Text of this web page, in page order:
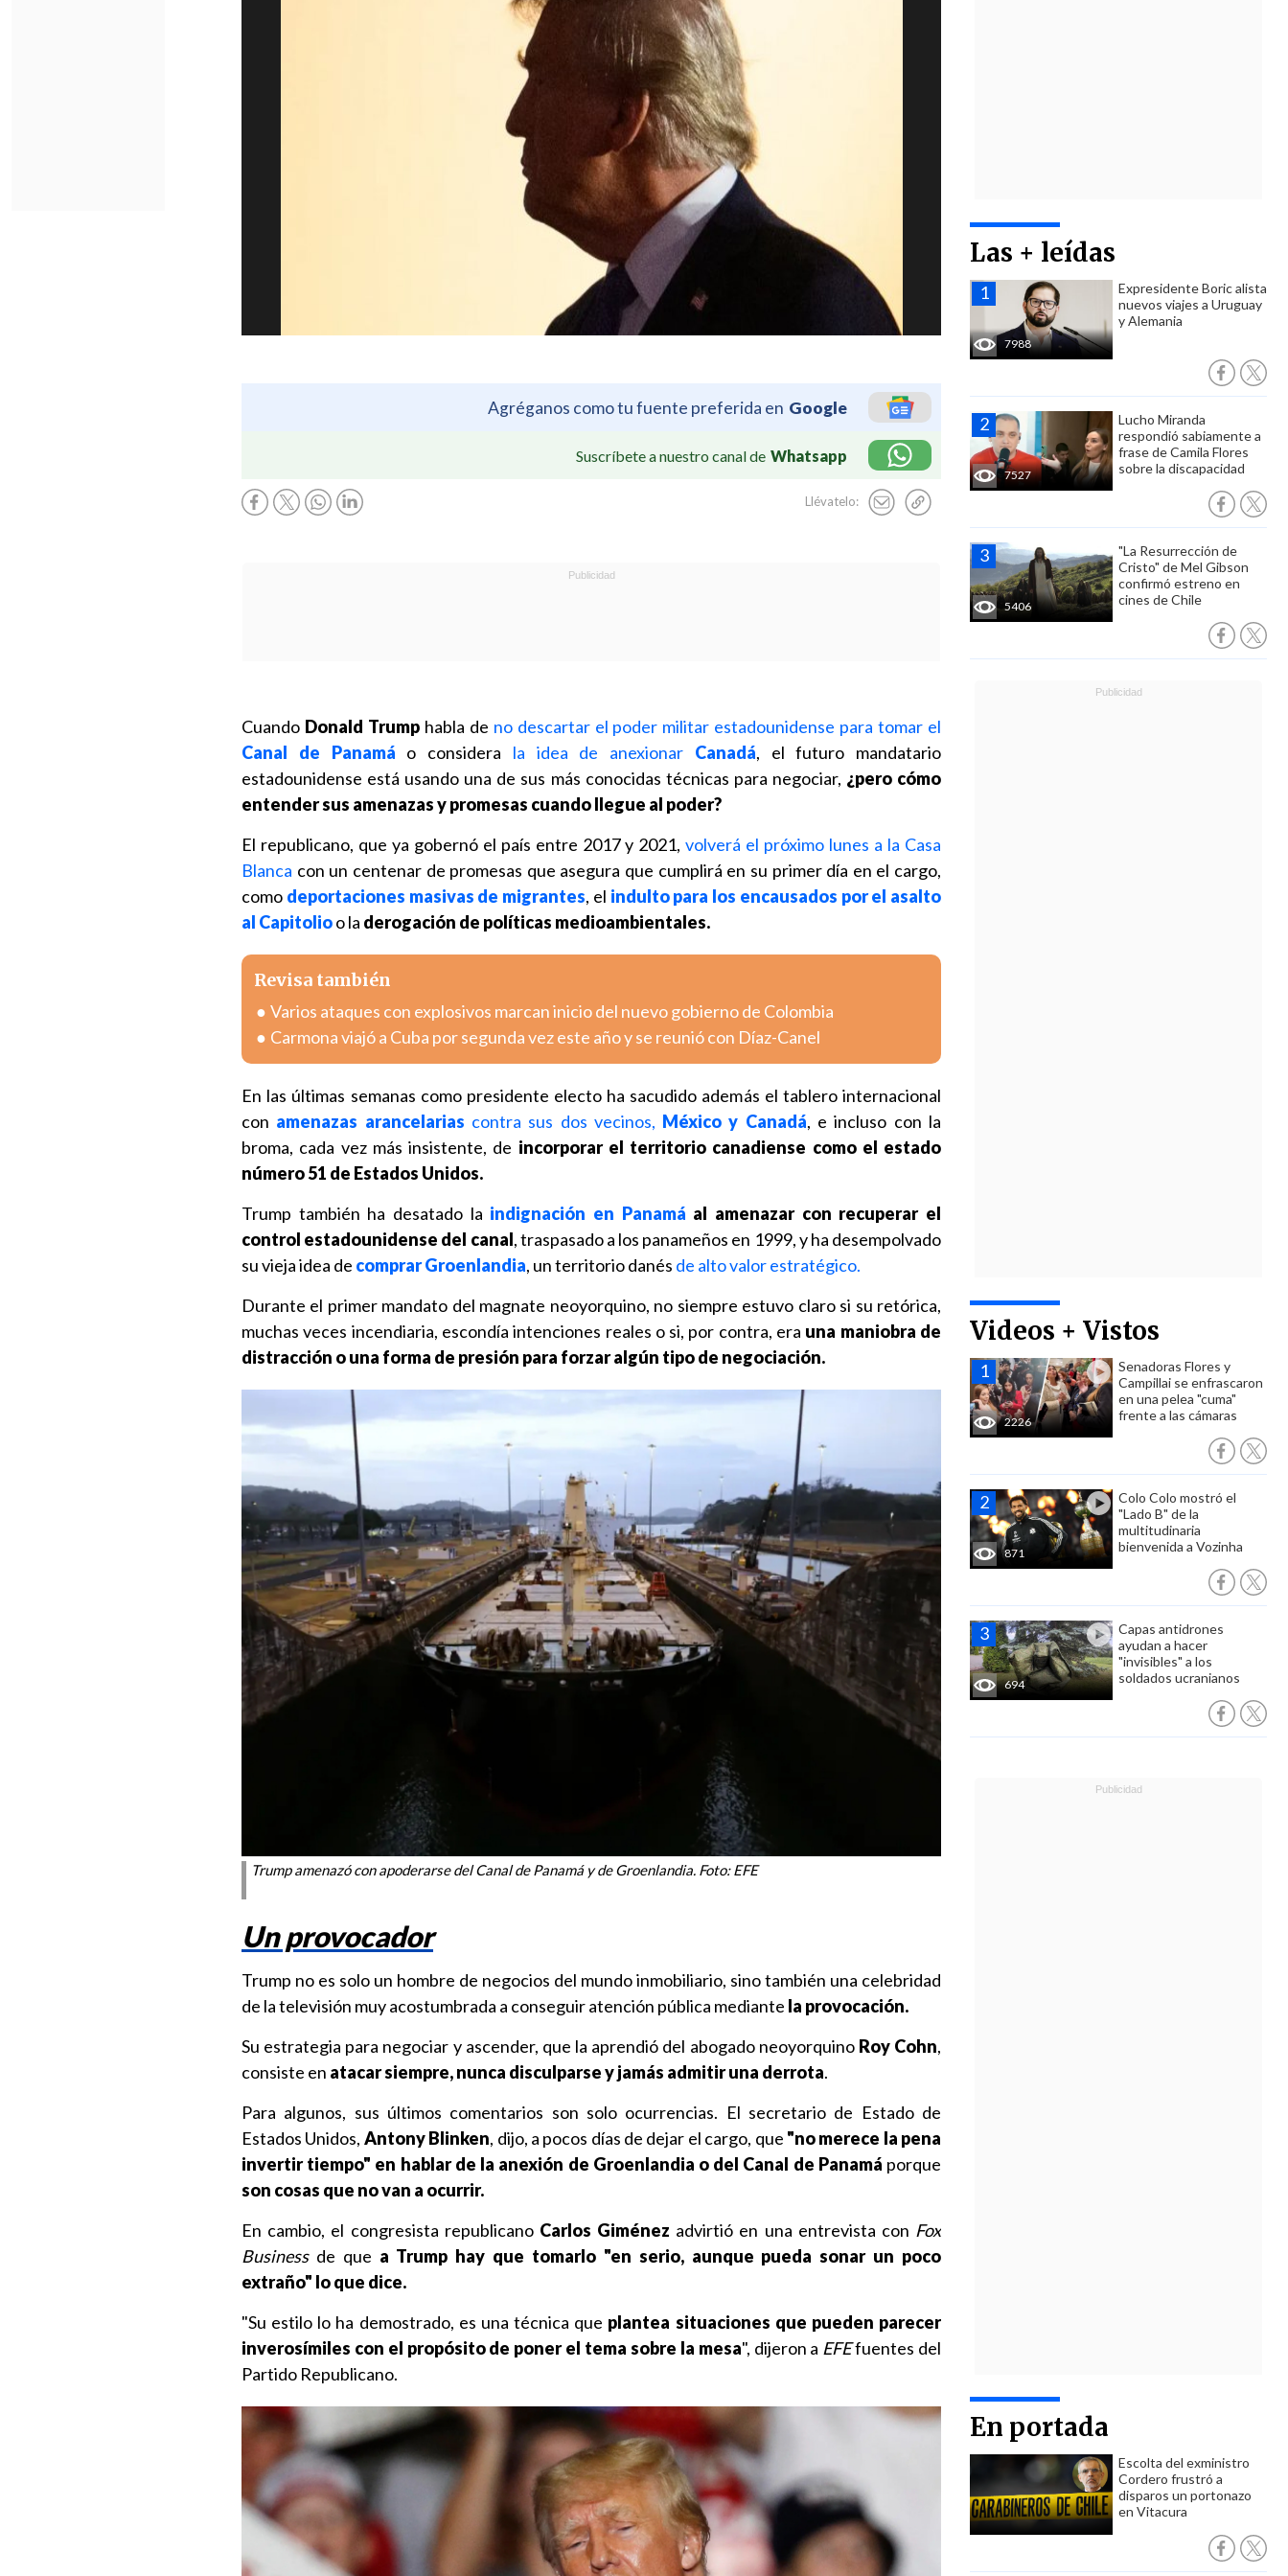
Agréganos como tu fuente preferida en Google
Suscríbete a nuestro canal de Whatsapp
Llévatelo:
Las + leídas
7988
Expresidente Boric alista
nuevos viajes a Uruguay
y Alemania
7527
Lucho Miranda
respondió sabiamente a
frase de Camila Flores
sobre la discapacidad
5406
"La Resurrección de
Cristo" de Mel Gibson
confirmó estreno en
cines de Chile
Videos + Vistos
2226
Senadoras Flores y
Campillai se enfrascaron
en una pelea "cuma"
frente a las cámaras
871
Colo Colo mostró el
"Lado B" de la
multitudinaria
bienvenida a Vozinha
694
Capas antidrones
ayudan a hacer
"invisibles" a los
soldados ucranianos
En portada
Escolta del exministro
Cordero frustró a
disparos un portonazo
en Vitacura
Cuando Donald Trumphabla de no descartar el poder militar estadounidense para tomar el
Canal de Panamá o considera la idea de anexionar Canadá, el futuro mandatario
estadounidense está usando una de sus más conocidas técnicas para negociar, ¿pero cómo
entender sus amenazas y promesas cuando llegue al poder?
El republicano, que ya gobernó el país entre 2017 y 2021,volverá el próximo lunes a la Casa
Blanca con un centenar de promesas que asegura que cumplirá en su primer día en el cargo,
como deportaciones masivas de migrantes, el indulto para los encausados por el asalto
al Capitolioo la derogación de políticas medioambientales.
Revisa también
Varios ataques con explosivos marcan inicio del nuevo gobierno de Colombia
Carmona viajó a Cuba por segunda vez este año y se reunió con Díaz-Canel
En las últimas semanas como presidente electo ha sacudido además el tablero internacional
con amenazas arancelarias contra sus dos vecinos, México y Canadá, e incluso con la
broma, cada vez más insistente, de incorporar el territorio canadiense como el estado
número 51 de Estados Unidos.
Trump también ha desatado la indignación en Panamá al amenazar con recuperar el
control estadounidense del canal, traspasado a los panameños en 1999, y ha desempolvado
su vieja idea de comprar Groenlandia, un territorio danés de alto valor estratégico.
Durante el primer mandato del magnate neoyorquino, no siempre estuvo claro si su retórica,
muchas veces incendiaria, escondía intenciones reales o si, por contra, era una maniobra de
distracción o una forma de presión para forzar algún tipo de negociación.
Trump amenazó con apoderarse del Canal de Panamá y de Groenlandia. Foto: EFE
Un provocador
Trump no es solo un hombre de negocios del mundo inmobiliario, sino también una celebridad
de la televisión muy acostumbrada a conseguir atención pública mediante la provocación.
Su estrategia para negociar y ascender, que la aprendió del abogado neoyorquino Roy Cohn,
consiste en atacar siempre, nunca disculparse y jamás admitir una derrota.
Para algunos, sus últimos comentarios son solo ocurrencias. El secretario de Estado de
Estados Unidos, Antony Blinken, dijo, a pocos días de dejar el cargo, que "no merece la pena
invertir tiempo" en hablar de la anexión de Groenlandia o del Canal de Panamá porque
son cosas que no van a ocurrir.
En cambio, el congresista republicano Carlos Giménez advirtió en una entrevista con Fox
Businessde que a Trump hay que tomarlo "en serio, aunque pueda sonar un poco
extraño" lo que dice.
"Su estilo lo ha demostrado, es una técnica que plantea situaciones que pueden parecer
inverosímiles con el propósito de poner el tema sobre la mesa", dijeron a EFEfuentes del
Partido Republicano.